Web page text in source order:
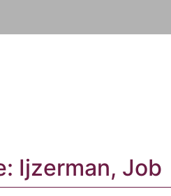
Ijzerman, Job